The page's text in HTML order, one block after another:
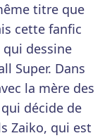
titre que
cette fanfic
dessine
Super. Dans
la mère des
décide de
Zaiko, qui est